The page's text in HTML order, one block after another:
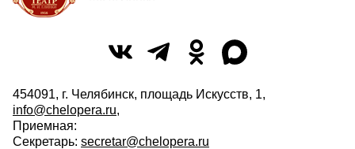
454091, г. Челябинск, площадь Искусств, 1,
info@chelopera.ru,
Приемная:
Секретарь: secretar@chelopera.ru